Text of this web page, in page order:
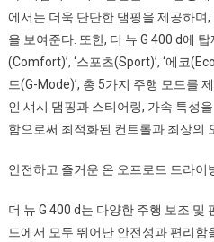
에서는 더욱 단단한 댐핑을 제공하며
을 보여준다. 또한, 더 뉴 G 400 d에
(Comfort)’, ‘스포츠(Sport)’, ‘에코
드(G-Mode)’, 총 5가지 주행 모드를
인 섀시 댐핑과 스티어링, 가속 특성
함으로써 최적화된 컨트롤과 최상의
안전하고 즐거운 온·오프로드 드라
더 뉴 G 400 d는 다양한 주행 보조 및
드에서 모두 뛰어난 안전성과 편리함